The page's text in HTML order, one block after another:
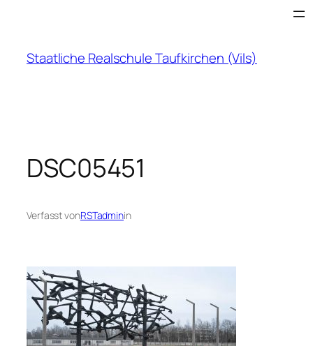
Staatliche Realschule Taufkirchen (Vils)
DSC05451
Verfasst vonRSTadminin